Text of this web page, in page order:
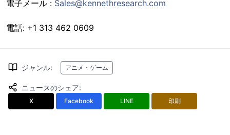
電子メール : Sales@kennethresearch.com
電話: +1 313 462 0609
ジャンル: アニメ・ゲーム
ニュースのシェア:
X Facebook LINE 印刷